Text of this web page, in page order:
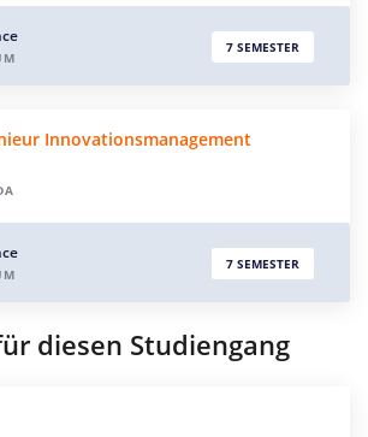
7 SEMESTER
Innovationsmanagement
7 SEMESTER
diesen Studiengang